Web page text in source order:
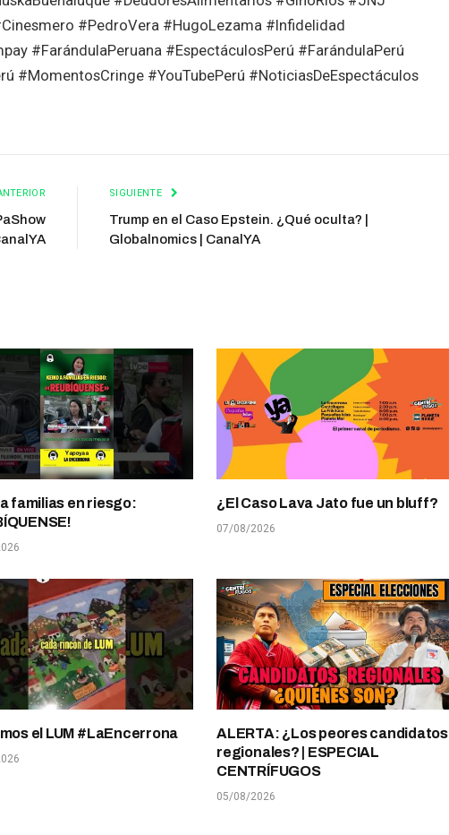
#PedroVera #HugoLezama #Infidelidad
#FarándulaPeruana #EspectáculosPerú #FarándulaPerú
#MomentosCringe #YouTubePerú #NoticiasDeEspectáculos
SIGUIENTE
Trump en el Caso Epstein. ¿Qué oculta? |
Globalnomics | CanalYA
familias en riesgo:
¿El Caso Lava Jato fue un bluff?
07/08/2026
el LUM #LaEncerrona
ALERTA: ¿Los peores candidatos
regionales? | ESPECIAL
CENTRÍFUGOS
05/08/2026